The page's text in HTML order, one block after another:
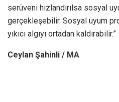
serüveni hızlandırılsa sosyal
gerçekleşebilir. Sosyal uyum
yıkıcı algıyı ortadan kaldırabilir.”
Ceylan Şahinli / MA